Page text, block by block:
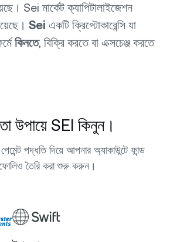
Sei মার্কেট ক্যাপিটালাইজেশন
Sei একটি ক্রিপ্টোকারেন্সি যা
কিনতে, বিক্রি করতে বা এক্সচেঞ্জ করতে
উপায়ে SEI কিনুন।
পদ্ধতি দিয়ে আপনার অ্যাকাউন্টে ফান্ড
তৈরি করা শুরু করুন।